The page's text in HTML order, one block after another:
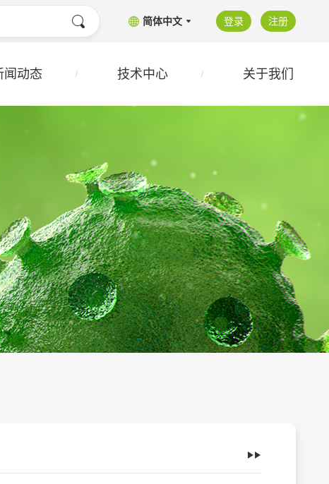
简体中文 登录 注册
闻动态 技术中心 关于我们